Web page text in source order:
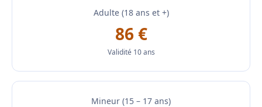
Adulte (18 ans et +)
86 €
Validité 10 ans
Mineur (15 – 17 ans)